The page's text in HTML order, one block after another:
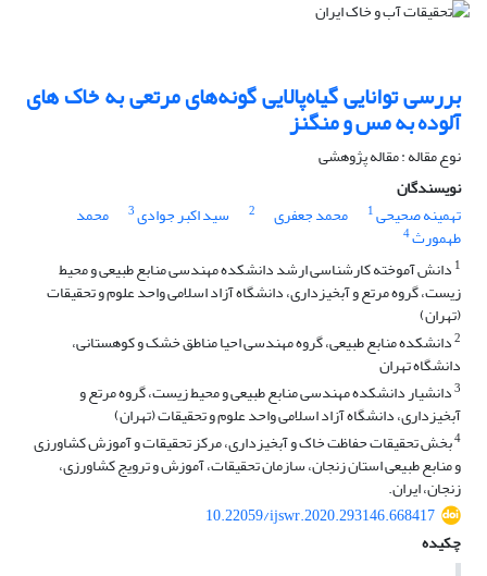
بررسی توانایی گیاه‌پالایی گونه‌های مرتعی به خاک های
آلوده به مس و منگنز
نوع مقاله : مقاله پژوهشی
نویسندگان
تهمینه صحیحی1 محمد جعفری 2 سید اکبر جوادی3 محمد
طهمورث4
1 دانش آموخته کارشناسی ارشد دانشکده مهندسی منابع طبیعی و محیط
زیست، گروه مرتع و آبخیزداری، دانشگاه آزاد اسلامی واحد علوم و تحقیقات
(تهران)
2دانشکده منابع طبیعی، گروه مهندسی احیا مناطق خشک و کوهستانی،
دانشگاه تهران
3دانشیار دانشکده مهندسی منابع طبیعی و محیط زیست، گروه مرتع و
آبخیزداری، دانشگاه آزاد اسلامی واحد علوم و تحقیقات (تهران)
4بخش تحقیقات حفاظت خاک و آبخیزداری، مرکز تحقیقات و آموزش کشاورزی
و منابع طبیعی استان زنجان، سازمان تحقیقات، آموزش و ترویج کشاورزی،
زنجان، ایران.
10.22059/ijswr.2020.293146.668417
چکیده